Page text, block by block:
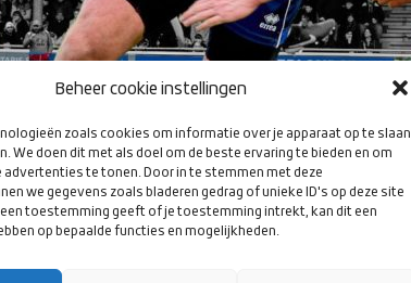
Beheer cookie instellingen
zoals cookies om informatie over je apparaat op te slaan
We doen dit met als doel om de beste ervaring te bieden en om
te tonen. Door in te stemmen met deze
we gegevens zoals bladeren gedrag of unieke ID's op deze site
toestemming geeft of je toestemming intrekt, kan dit een
op bepaalde functies en mogelijkheden.